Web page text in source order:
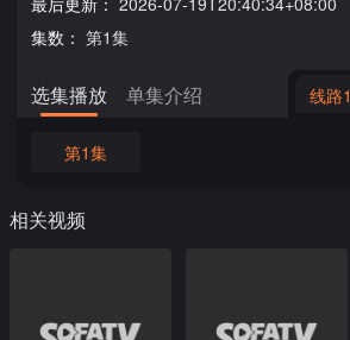
集数： 第1集
选集播放 单集介绍 线路1
第1集
相关视频